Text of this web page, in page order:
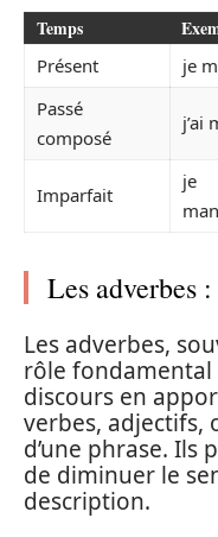
Temps
Présent je
Passé
composé
j’ai
Imparfait
je
Les adverbes
Les adverbes,
rôle fondamental
discours en
verbes, adjectifs,
d’une phrase. Ils
de diminuer le
description.